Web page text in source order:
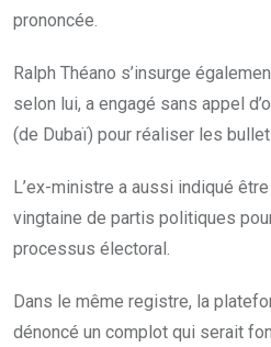
prononcée.
Ralph Théano s’insurge
selon lui, a engagé sans appel
(de Dubaï) pour réaliser les
L’ex-ministre a aussi indiqué
vingtaine de partis politiques
processus électoral.
Dans le même registre, la
dénoncé un complot qui serait